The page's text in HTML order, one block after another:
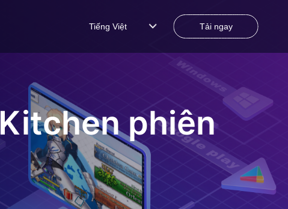
Tiếng Việt Tải ngay
phiên